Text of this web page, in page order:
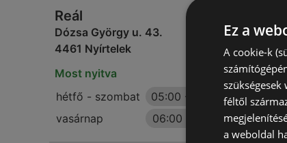
Reál
Dózsa György u. 43.
4461 Nyírtelek
Most nyitva
hétfő - szombat
05:00 -
vasárnap
06:00
Ez a
A cookie-k
féltől
a weboldal